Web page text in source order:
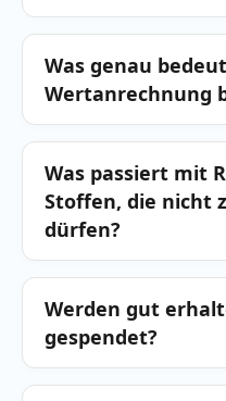
Was genau
Wertanrechnung
Was passiert mit
Stoffen, die nicht
dürfen?
Werden gut
gespendet?